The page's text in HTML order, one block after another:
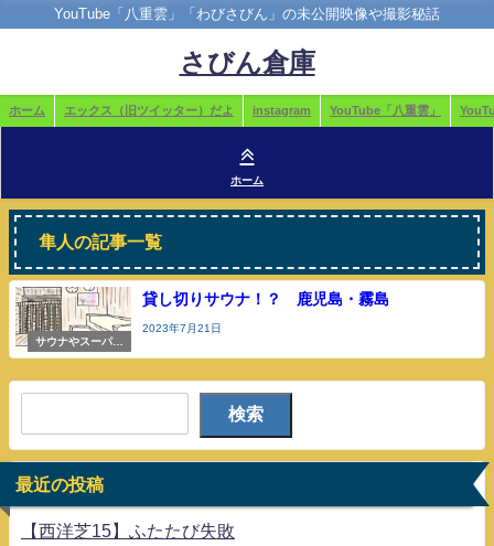
YouTube「八重雲」「わびさびん」の未公開映像や撮影秘話
さびん倉庫
ホーム エックス（旧ツイッター）だよ instagram YouTube「八重雲」
ホーム
隼人の記事一覧
サウナやスーパー
銭湯
貸し切りサウナ！？ 鹿児島・霧島
2023年7月21日
検索
最近の投稿
【西洋芝15】ふたたび失敗